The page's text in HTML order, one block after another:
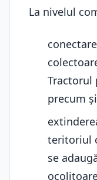
La nivelul
Tractorul
precum
teritoriul
se